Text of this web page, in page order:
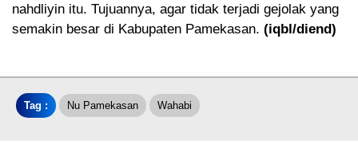
nahdliyin itu. Tujuannya, agar tidak terjadi gejolak yang
semakin besar di Kabupaten Pamekasan. (iqbl/diend)
Tag : Nu Pamekasan Wahabi